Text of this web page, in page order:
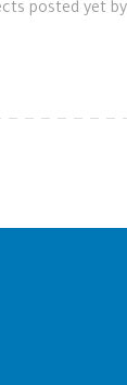
posted yet